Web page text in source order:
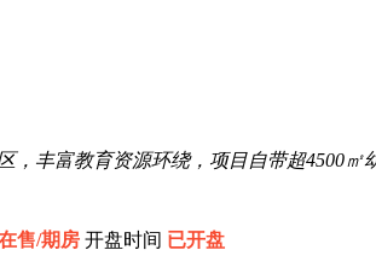
，丰富教育资源环绕，项目自带超4500
售/期房 开盘时间 已开盘